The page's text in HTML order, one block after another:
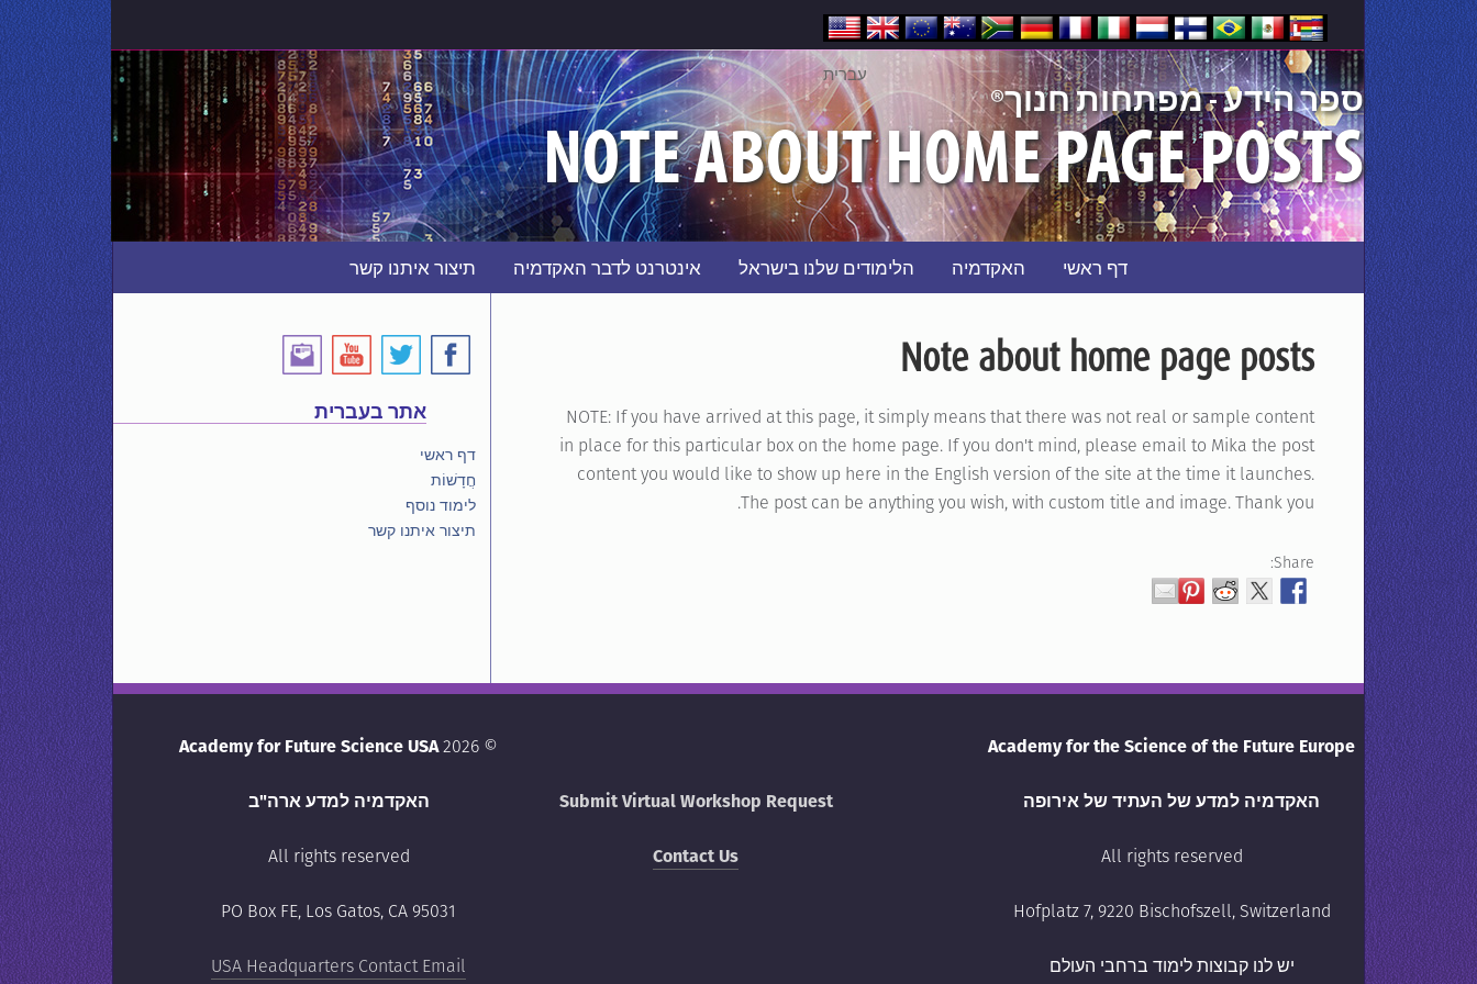
עברית
ספר הידע - מפתחות חנוך®
NOTE ABOUT HOME PAGE POSTS
דף ראשי האקדמיה הלימודים שלנו בישראל אינטרנט לדבר האקדמיה תיצור איתנו קשר
Note about home page posts
NOTE: If you have arrived at this page, it simply means that there was not real or sample content
in place for this particular box on the home page. If you don't mind, please email to Mika the post
content you would like to show up here in the English version of the site at the time it launches.
The post can be anything you wish, with custom title and image. Thank you.
Share:
אתר בעברית
דף ראשי
חֲדָשׁוֹת
לימוד נוסף
תיצור איתנו קשר
© 2026
Academy for Future Science USA
האקדמיה למדע ארה"ב
All rights reserved
PO Box FE, Los Gatos, CA 95031
USA Headquarters Contact Email
Submit Virtual Workshop Request
Contact Us
Academy for the Science of the Future Europe
האקדמיה למדע של העתיד של אירופה
All rights reserved
Hofplatz 7, 9220 Bischofszell, Switzerland
יש לנו קבוצות לימוד ברחבי העולם